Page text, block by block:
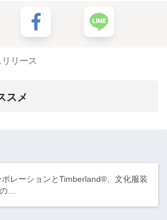
リース
スメ
レーションとTimberland®、文化服装
…